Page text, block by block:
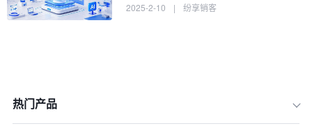
2025-2-10 | 纷享销客
热门产品